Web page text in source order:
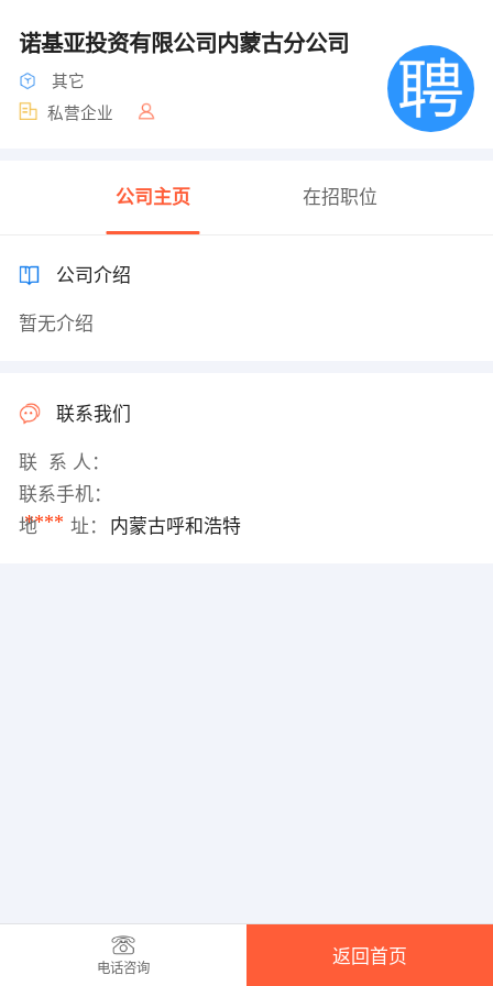
诺基亚投资有限公司内蒙古分公司
其它
私营企业
公司主页 在招职位
公司介绍
暂无介绍
联系我们
联 系 人：
联系手机：
****
地 址： 内蒙古呼和浩特
电话咨询
返回首页